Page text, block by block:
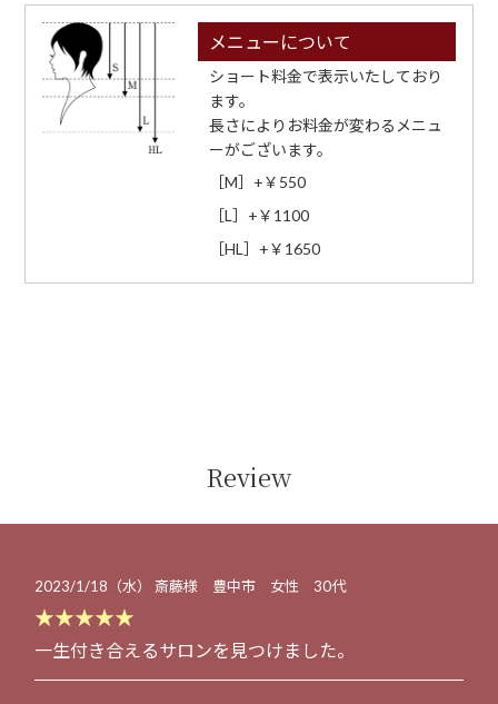
メニューについて
ショート料金で表示いたしており
ます。
長さによりお料金が変わるメニュ
ーがございます。
［M］+￥550
［L］+￥1100
［HL］+￥1650
Review
2023/1/18（水） 斎藤様 豊中市 女性 30代
★★★★★
一生付き合えるサロンを見つけました。